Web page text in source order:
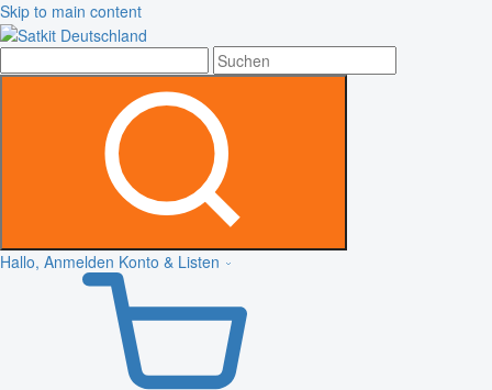
Skip to main content
Hallo, Anmelden Konto & Listen